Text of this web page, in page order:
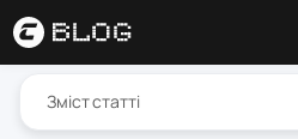
Зміст статті